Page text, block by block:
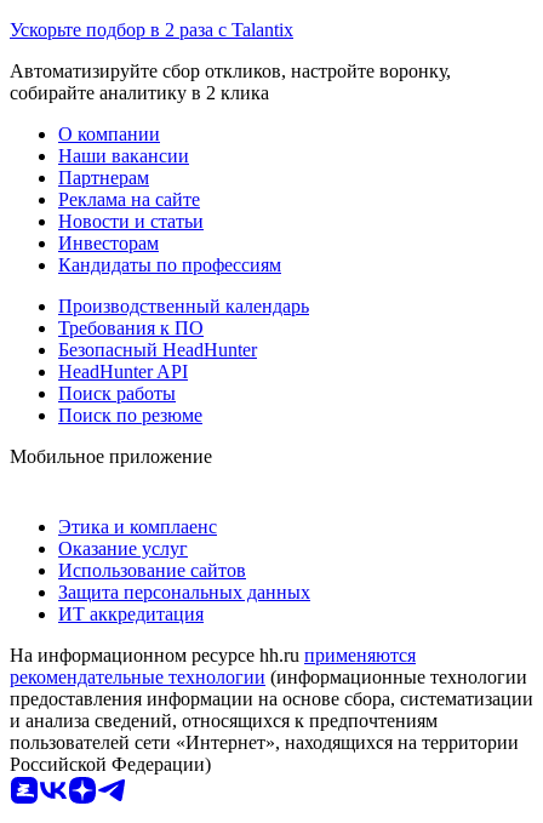
Ускорьте подбор в 2 раза с Talantix
Автоматизируйте сбор откликов, настройте воронку,
собирайте аналитику в 2 клика
О компании
Наши вакансии
Партнерам
Реклама на сайте
Новости и статьи
Инвесторам
Кандидаты по профессиям
Производственный календарь
Требования к ПО
Безопасный HeadHunter
HeadHunter API
Поиск работы
Поиск по резюме
Мобильное приложение
Этика и комплаенс
Оказание услуг
Использование сайтов
Защита персональных данных
ИТ аккредитация
На информационном ресурсе hh.ru применяются
рекомендательные технологии (информационные технологии
предоставления информации на основе сбора, систематизации
и анализа сведений, относящихся к предпочтениям
пользователей сети «Интернет», находящихся на территории
Российской Федерации)